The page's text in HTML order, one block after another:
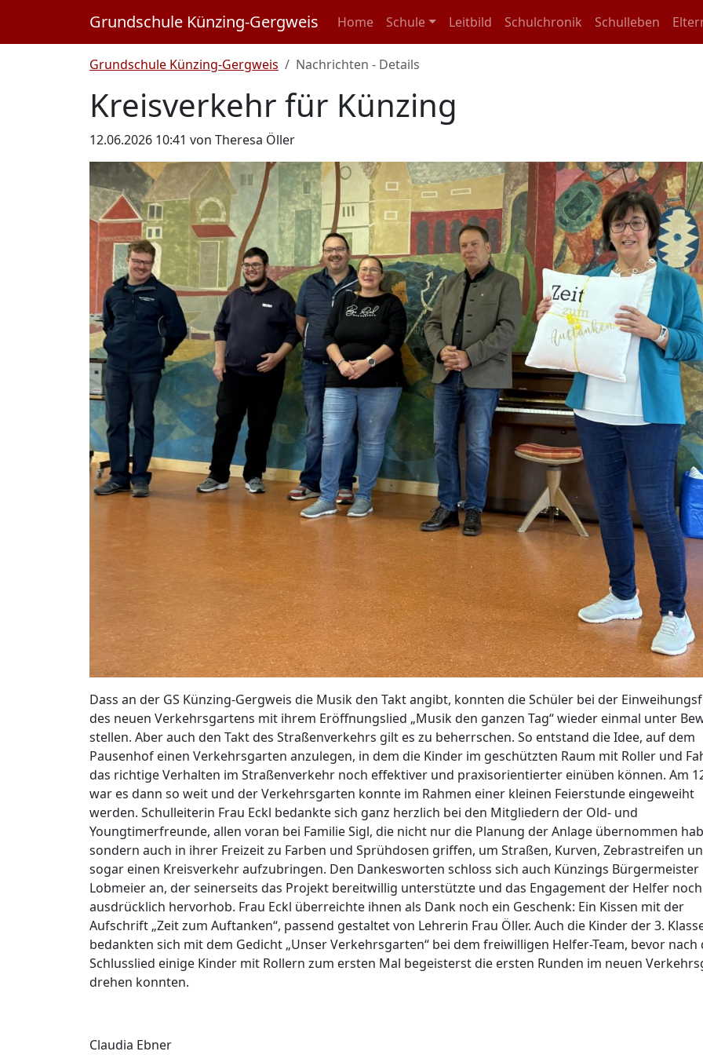
Grundschule Künzing-Gergweis Navigation überspringen
Home Schule Leitbild Schulchronik Schulleben
Grundschule Künzing-Gergweis Nachrichten - Details
Kreisverkehr für Künzing
12.06.2026 10:41 von Theresa Öller
Dass an der GS Künzing-Gergweis die Musik den Takt angibt, konnten die Schüler bei der
des neuen Verkehrsgartens mit ihrem Eröffnungslied „Musik den ganzen Tag“ wieder einmal unter
stellen. Aber auch den Takt des Straßenverkehrs gilt es zu beherrschen. So entstand die Idee, auf dem
Pausenhof einen Verkehrsgarten anzulegen, in dem die Kinder im geschützten Raum mit Roller und
das richtige Verhalten im Straßenverkehr noch effektiver und praxisorientierter einüben können. Am
war es dann so weit und der Verkehrsgarten konnte im Rahmen einer kleinen Feierstunde eingeweiht
werden. Schulleiterin Frau Eckl bedankte sich ganz herzlich bei den Mitgliedern der Old- und
Youngtimerfreunde, allen voran bei Familie Sigl, die nicht nur die Planung der Anlage übernommen
sondern auch in ihrer Freizeit zu Farben und Sprühdosen griffen, um Straßen, Kurven, Zebrastreifen
sogar einen Kreisverkehr aufzubringen. Den Dankesworten schloss sich auch Künzings
Lobmeier an, der seinerseits das Projekt bereitwillig unterstützte und das Engagement der Helfer
ausdrücklich hervorhob. Frau Eckl überreichte ihnen als Dank noch ein Geschenk: Ein Kissen mit der
Aufschrift „Zeit zum Auftanken“, passend gestaltet von Lehrerin Frau Öller. Auch die Kinder der 3.
bedankten sich mit dem Gedicht „Unser Verkehrsgarten“ bei dem freiwilligen Helfer-Team, bevor nach
Schlusslied einige Kinder mit Rollern zum ersten Mal begeisterst die ersten Runden im neuen
drehen konnten.
Claudia Ebner